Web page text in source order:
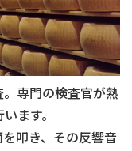
専門の検査官が熟
ます。
叩き、その反響音